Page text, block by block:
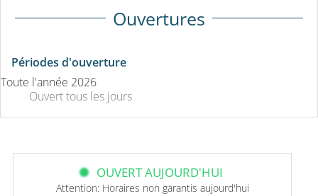
Ouvertures
Périodes d'ouverture
Toute l'année 2026
Ouverttous les jours
OUVERT AUJOURD'HUI
Attention: Horaires non garantis aujourd'hui